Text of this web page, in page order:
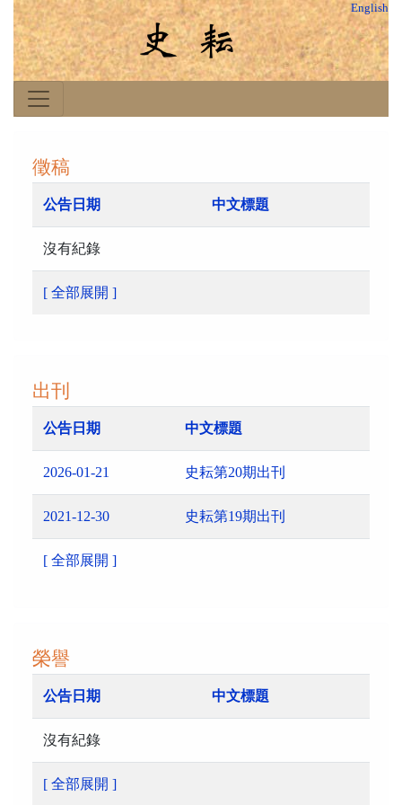
English
徵稿
公告日期 中文標題
沒有紀錄
[ 全部展開 ]
出刊
公告日期 中文標題
2026-01-21 史耘第20期出刊
2021-12-30 史耘第19期出刊
[ 全部展開 ]
榮譽
公告日期 中文標題
沒有紀錄
[ 全部展開 ]